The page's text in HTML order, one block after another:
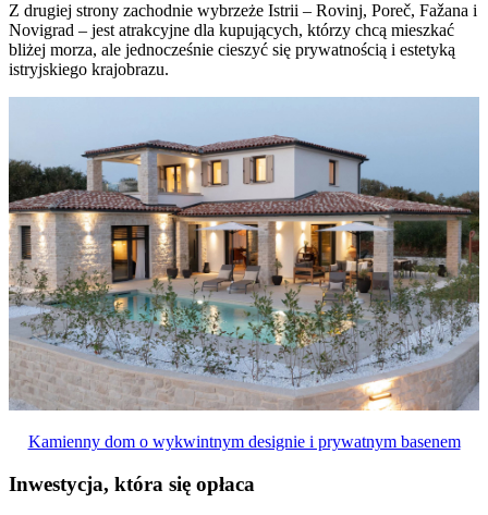
Z drugiej strony zachodnie wybrzeże Istrii – Rovinj, Poreč, Fažana i
Novigrad – jest atrakcyjne dla kupujących, którzy chcą mieszkać
bliżej morza, ale jednocześnie cieszyć się prywatnością i estetyką
istryjskiego krajobrazu.
Kamienny dom o wykwintnym designie i prywatnym basenem
Inwestycja, która się opłaca